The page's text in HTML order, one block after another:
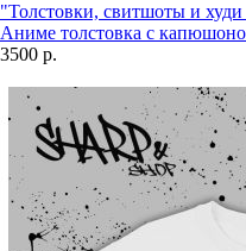
"Толстовки, свитшоты и
Аниме толстовка с
3500 р.